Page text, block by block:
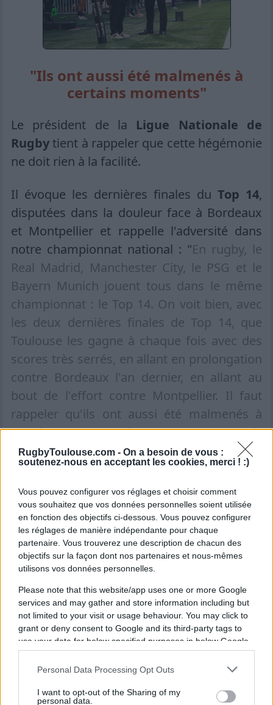
RugbyToulouse.com - On a besoin de vous :
soutenez-nous en acceptant les cookies, merci ! :)
Vous pouvez configurer vos réglages et choisir comment
vous souhaitez que vos données personnelles soient utilisée
en fonction des objectifs ci-dessous. Vous pouvez configurer
les réglages de manière indépendante pour chaque
partenaire. Vous trouverez une description de chacun des
objectifs sur la façon dont nos partenaires et nous-mêmes
utilisons vos données personnelles.
Please note that this website/app uses one or more Google
services and may gather and store information including but
not limited to your visit or usage behaviour. You may click to
grant or deny consent to Google and its third-party tags to
use your data for below specified purposes in below Google
consent section.
Personal Data Processing Opt Outs
I want to opt-out of the Sharing of my
personal data.
"Ils ont aussi été malmenés à
certains moments"
Le président de la Ligue Nationale de
Rugby tient à rappeler que cette hégémonie
ne doit rien à la facilité.
Il évoque les dernières finales du Top 14,
disputées dans la douleur face à Bordeaux
et Montpellier et rappelle l'adversité dans
notre championnat national : "En rugby, le
Real Madrid, Manchester City, le PSG et le
Bayern Munich jouent tous dans le même
championnat : le Top 14. On voit bien, avec
les deux dernières finales de Top 14, que
Toulouse les gagne à chaque fois avec des
scores très serrés, en allant en prolongation
contre Bordeaux l'an dernier, en allant au
bout de l'effort contre Montpellier. Il faut
rappeler qu'ils ont aussi été malmenés à
certains moments. Il n'y a aucune garantie
pour le Stade toulousain d'être champion en
début de saison."
Si certains matchs se sont soldés par de
larges scores, le parcours toulousain n'a pas
toujours été un long fleuve tranquille selon